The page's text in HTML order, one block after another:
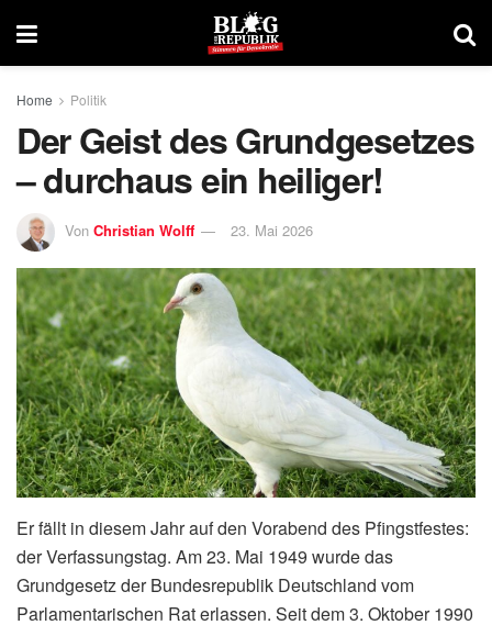
Home Politik
Der Geist des Grundgesetzes
– durchaus ein heiliger!
Von Christian Wolff 23. Mai 2026
Er fällt in diesem Jahr auf den Vorabend des Pfingstfestes:
der Verfassungstag. Am 23. Mai 1949 wurde das
Grundgesetz der Bundesrepublik Deutschland vom
Parlamentarischen Rat erlassen. Seit dem 3. Oktober 1990